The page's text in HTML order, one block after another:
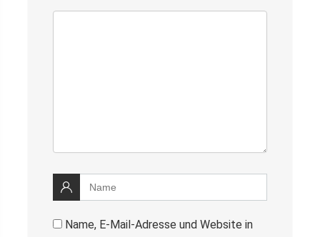
Name, E-Mail-Adresse und Website in